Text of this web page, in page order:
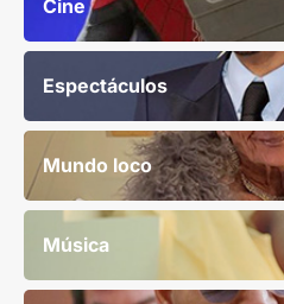
Cine
Espectáculos
Mundo loco
Música